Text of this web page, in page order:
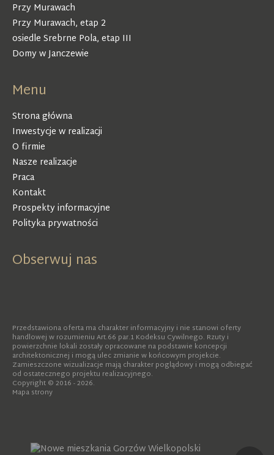
Przy Murawach
Przy Murawach, etap 2
osiedle Srebrne Pola, etap III
Domy w Janczewie
Menu
Strona główna
Inwestycje w realizacji
O firmie
Nasze realizacje
Praca
Kontakt
Prospekty informacyjne
Polityka prywatności
Obserwuj nas
Przedstawiona oferta ma charakter informacyjny i nie stanowi oferty
handlowej w rozumieniu Art.66 par.1 Kodeksu Cywilnego. Rzuty i
powierzchnie lokali zostały opracowane na podstawie koncepcji
architektonicznej i mogą ulec zmianie w końcowym projekcie.
Zamieszczone wizualizacje mają charakter poglądowy i mogą odbiegać
od ostatecznego projektu realizacyjnego.
Copyright © 2016 - 2026.
Mapa strony